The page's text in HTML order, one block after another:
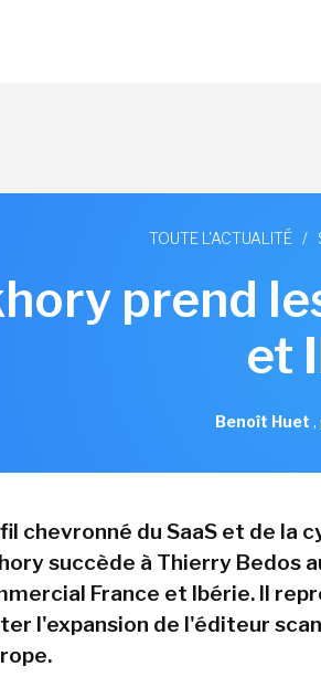
TOUTE L'ACTUALITÉ /
prend
et
Benoît Huet ,
chevronné du SaaS et de la
succède à Thierry Bedos
France et Ibérie. Il
l'expansion de l'éditeur